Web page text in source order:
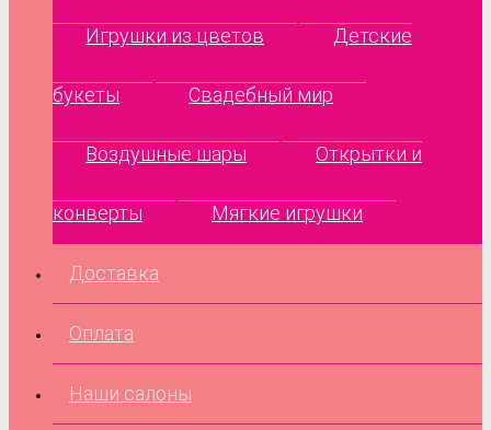
Игрушки из цветов Детские
букеты Свадебный мир
Воздушные шары Открытки и
конверты Мягкие игрушки
Доставка
Оплата
Наши салоны